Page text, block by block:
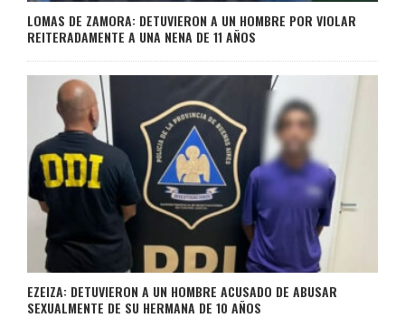
LOMAS DE ZAMORA: DETUVIERON A UN HOMBRE POR VIOLAR
REITERADAMENTE A UNA NENA DE 11 AÑOS
EZEIZA: DETUVIERON A UN HOMBRE ACUSADO DE ABUSAR
SEXUALMENTE DE SU HERMANA DE 10 AÑOS